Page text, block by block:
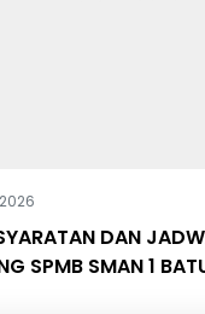
DAN
SPMB SMAN 1